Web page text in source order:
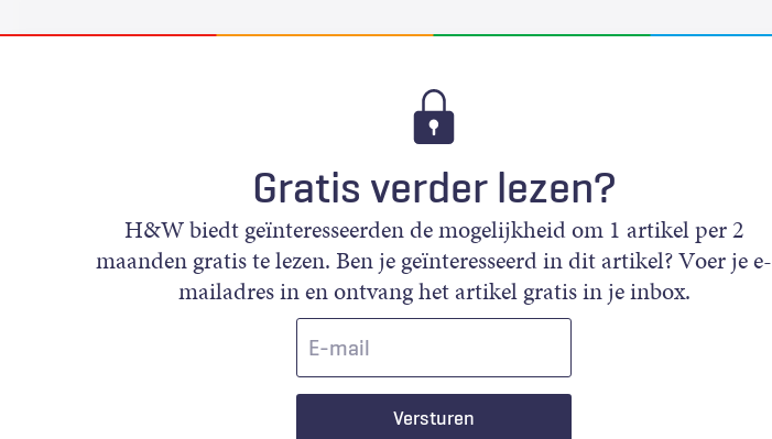
Gratis verder lezen?
H&W biedt geïnteresseerden de mogelijkheid om 1 artikel per 2
maanden gratis te lezen. Ben je geïnteresseerd in dit artikel? Voer je e-
mailadres in en ontvang het artikel gratis in je inbox.